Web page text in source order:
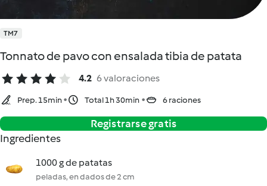
TM7
Tonnato de pavo con ensalada tibia de patata
4.2 6 valoraciones
Prep. 15min Total 1h 30min 6 raciones
Registrarse gratis
Ingredientes
1000 g de patatas
peladas, en dados de 2 cm